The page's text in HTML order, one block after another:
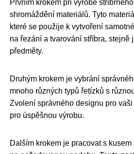
Prvním krokem při výrobě
shromáždění materiálů. Tyto
které se použije k vytvoření
na řezání a tvarování stříbra, stejně
předměty.
Druhým krokem je vybrání
mnoho různých typů řetízků s
Zvolení správného designu pro
pro úspěšnou výrobu.
Dalším krokem je pracovat s